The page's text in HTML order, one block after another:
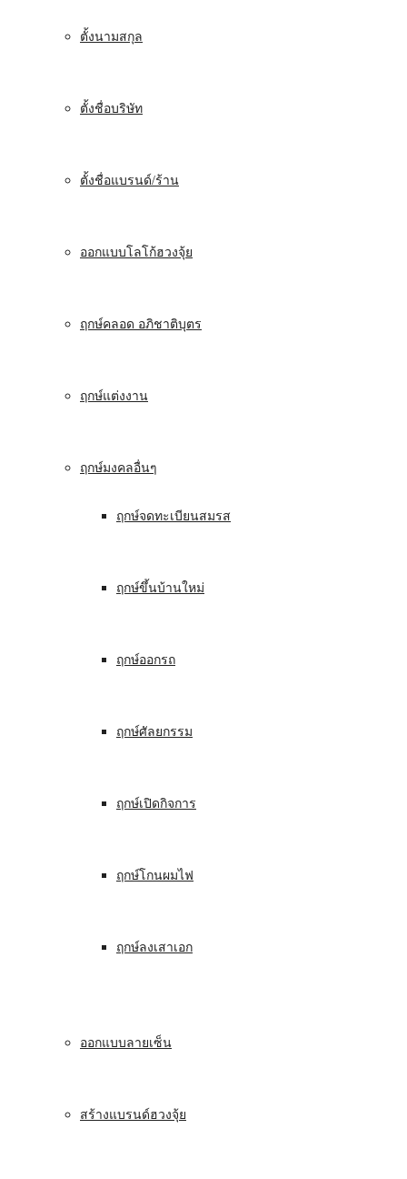
ตั้งนามสกุล
ตั้งชื่อบริษัท
ตั้งชื่อแบรนด์/ร้าน
ออกแบบโลโก้ฮวงจุ้ย
ฤกษ์คลอด อภิชาติบุตร
ฤกษ์แต่งงาน
ฤกษ์มงคลอื่นๆ
ฤกษ์จดทะเบียนสมรส
ฤกษ์ขึ้นบ้านใหม่
ฤกษ์ออกรถ
ฤกษ์ศัลยกรรม
ฤกษ์เปิดกิจการ
ฤกษ์โกนผมไฟ
ฤกษ์ลงเสาเอก
ออกแบบลายเซ็น
สร้างแบรนด์ฮวงจุ้ย